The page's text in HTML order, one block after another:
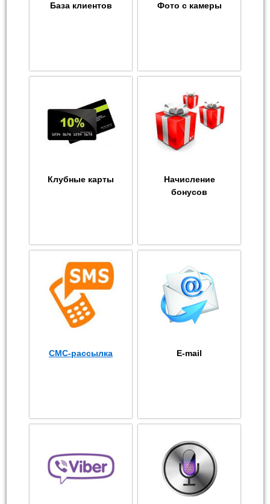
База клиентов Фото с камеры
Клубные карты
Начисление
бонусов
СМС-рассылка E-mail